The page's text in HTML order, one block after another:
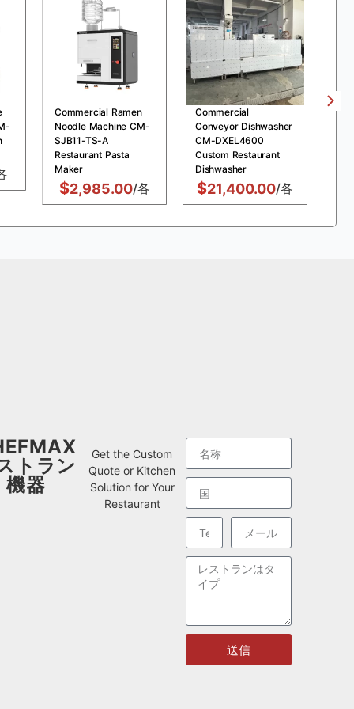
Commercial Ramen
Noodle Machine CM-
SJB11-TS-A
Restaurant Pasta
Maker
$2,985.00/各
Commercial
Conveyor Dishwasher
CM-DXEL4600
Custom Restaurant
Dishwasher
$21,400.00/各
トラン
機器
Get the Custom
Quote or Kitchen
Solution for Your
Restaurant
送信